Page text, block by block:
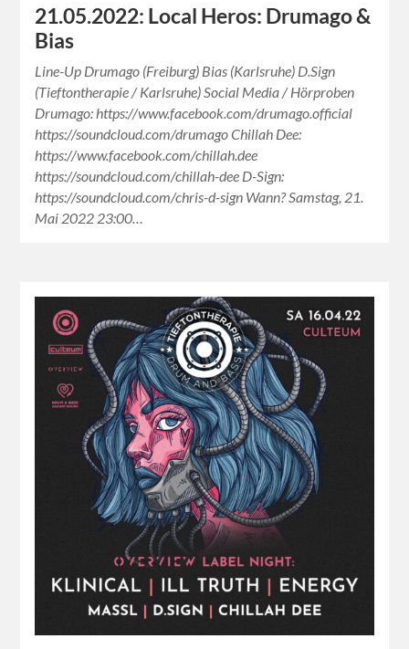
21.05.2022: Local Heros: Drumago &
Bias
Line-Up Drumago (Freiburg) Bias (Karlsruhe) D.Sign
(Tieftontherapie / Karlsruhe) Social Media / Hörproben
Drumago: https://www.facebook.com/drumago.official
https://soundcloud.com/drumago Chillah Dee:
https://www.facebook.com/chillah.dee
https://soundcloud.com/chillah-dee D-Sign:
https://soundcloud.com/chris-d-sign Wann? Samstag, 21.
Mai 2022 23:00…